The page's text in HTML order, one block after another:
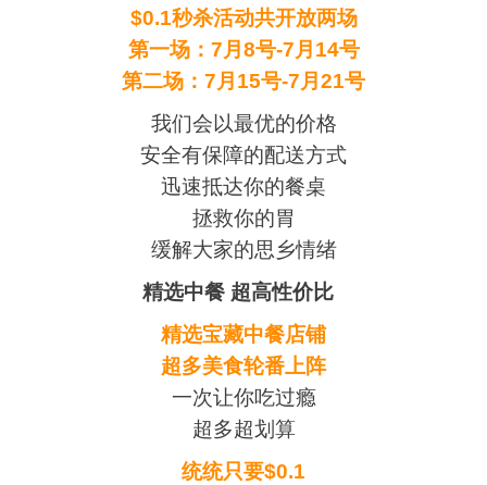
$0.1秒杀活动共开放两场
第一场：7月8号-7月14号
第二场：7月15号-7月21号
我们会以最优的价格
安全有保障的配送方式
迅速抵达你的餐桌
拯救你的胃
缓解大家的思乡情绪
精选中餐 超高性价比
精选宝藏中餐店铺
超多美食轮番上阵
一次让你吃过瘾
超多超划算
统统只要$0.1